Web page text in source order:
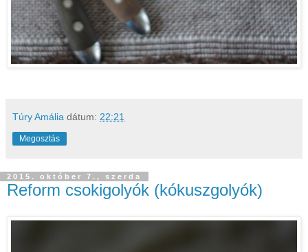
Túry Amália dátum: 22:21
Megosztás
2015. október 7., szerda
Reform csokigolyók (kókuszgolyók)